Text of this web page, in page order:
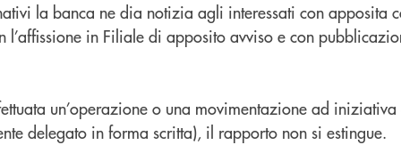
la banca ne dia notizia agli interessati con apposita
in Filiale di apposito avviso e con
un’operazione o una movimentazione ad iniziativa
delegato in forma scritta), il rapporto non si estingue.